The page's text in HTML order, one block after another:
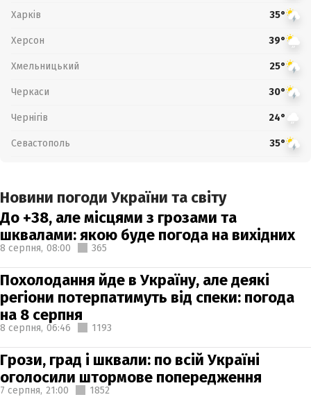
Харків 35°
Херсон 39°
Хмельницький 25°
Черкаси 30°
Чернігів 24°
Севастополь 35°
Новини погоди України та світу
До +38, але місцями з грозами та
шквалами: якою буде погода на вихідних
8 серпня, 08:00 365
Похолодання йде в Україну, але деякі
регіони потерпатимуть від спеки: погода
на 8 серпня
8 серпня, 06:46 1193
Грози, град і шквали: по всій Україні
оголосили штормове попередження
7 серпня, 21:00 1852